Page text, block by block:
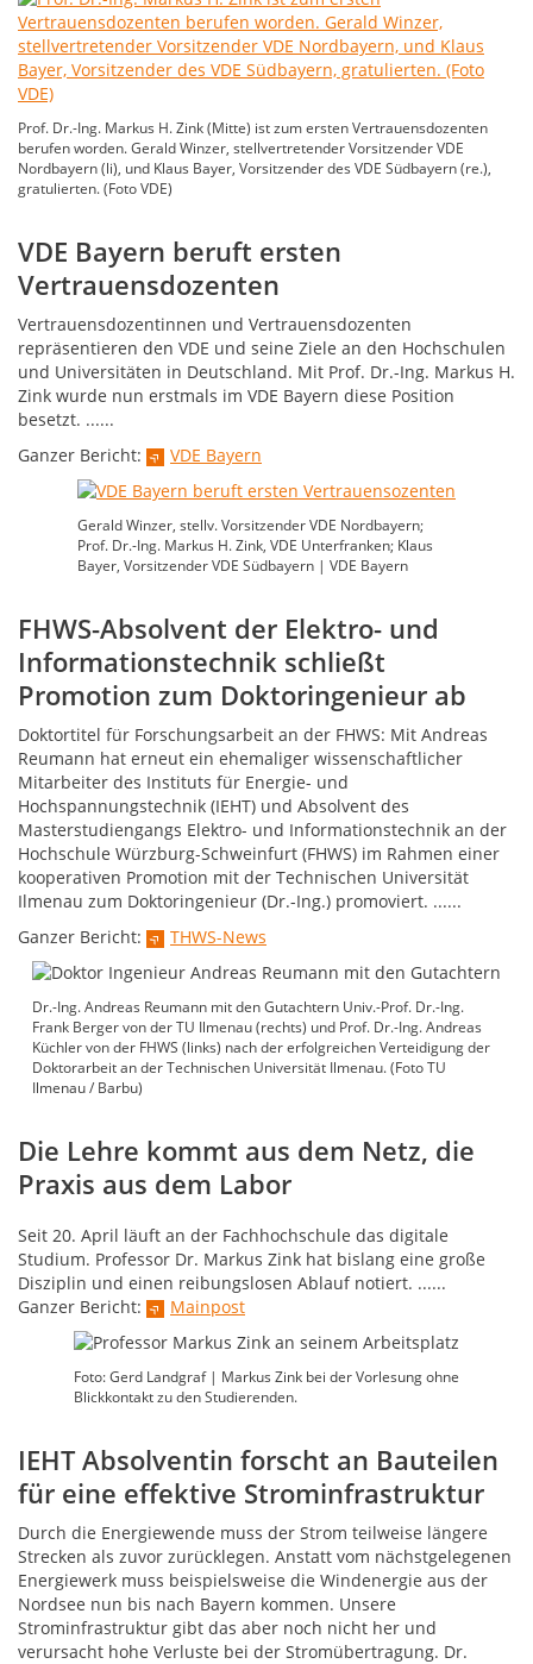
Prof. Dr.-Ing. Markus H. Zink (Mitte) ist zum ersten Vertrauensdozenten
berufen worden. Gerald Winzer, stellvertretender Vorsitzender VDE
Nordbayern (li), und Klaus Bayer, Vorsitzender des VDE Südbayern (re.),
gratulierten. (Foto VDE)
VDE Bayern beruft ersten
Vertrauensdozenten
Vertrauensdozentinnen und Vertrauensdozenten
repräsentieren den VDE und seine Ziele an den Hochschulen
und Universitäten in Deutschland. Mit Prof. Dr.-Ing. Markus H.
Zink wurde nun erstmals im VDE Bayern diese Position
besetzt. ......
Ganzer Bericht:
VDE Bayern
Gerald Winzer, stellv. Vorsitzender VDE Nordbayern;
Prof. Dr.-Ing. Markus H. Zink, VDE Unterfranken; Klaus
Bayer, Vorsitzender VDE Südbayern | VDE Bayern
FHWS-Absolvent der Elektro- und
Informationstechnik schließt
Promotion zum Doktoringenieur ab
Doktortitel für Forschungsarbeit an der FHWS: Mit Andreas
Reumann hat erneut ein ehemaliger wissenschaftlicher
Mitarbeiter des Instituts für Energie- und
Hochspannungstechnik (IEHT) und Absolvent des
Masterstudiengangs Elektro- und Informationstechnik an der
Hochschule Würzburg-Schweinfurt (FHWS) im Rahmen einer
kooperativen Promotion mit der Technischen Universität
Ilmenau zum Doktoringenieur (Dr.-Ing.) promoviert. ......
Ganzer Bericht:
THWS-News
Dr.-Ing. Andreas Reumann mit den Gutachtern Univ.-Prof. Dr.-Ing.
Frank Berger von der TU Ilmenau (rechts) und Prof. Dr.-Ing. Andreas
Küchler von der FHWS (links) nach der erfolgreichen Verteidigung der
Doktorarbeit an der Technischen Universität Ilmenau. (Foto TU
Ilmenau / Barbu)
Die Lehre kommt aus dem Netz, die
Praxis aus dem Labor
Seit 20. April läuft an der Fachhochschule das digitale
Studium. Professor Dr. Markus Zink hat bislang eine große
Disziplin und einen reibungslosen Ablauf notiert. ......
Ganzer Bericht:
Mainpost
Foto: Gerd Landgraf | Markus Zink bei der Vorlesung ohne
Blickkontakt zu den Studierenden.
IEHT Absolventin forscht an Bauteilen
für eine effektive Strominfrastruktur
Durch die Energiewende muss der Strom teilweise längere
Strecken als zuvor zurücklegen. Anstatt vom nächstgelegenen
Energiewerk muss beispielsweise die Windenergie aus der
Nordsee nun bis nach Bayern kommen. Unsere
Strominfrastruktur gibt das aber noch nicht her und
verursacht hohe Verluste bei der Stromübertragung. Dr.